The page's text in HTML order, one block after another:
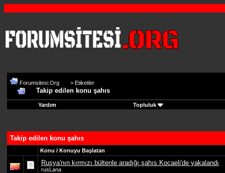
Forumsitesi.Org > Etiketler
Takip edilen konu şahıs
Yardım Topluluk
Takip edilen konu şahıs
Konu / Konuyu Başlatan
Rusya'nın kırmızı bültenle aradığı şahıs Kocaeli'de yakalandı
rusLana